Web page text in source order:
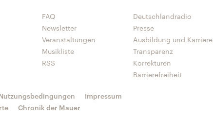
FAQ
Newsletter
Veranstaltungen
Musikliste
RSS
Deutschlandradio
Presse
Ausbildung und Karriere
Transparenz
Korrekturen
Barrierefreiheit
Impressum
Chronik der Mauer